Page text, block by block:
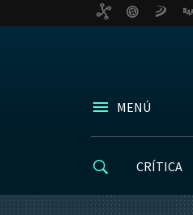
MENÚ
CRÍTICA